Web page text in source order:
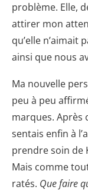
problème. Elle,
attirer mon
qu’elle n’aimait
ainsi que nous
Ma nouvelle
peu à peu
marques. Après
sentais enfin à
prendre soin de
Mais comme
ratés. Que faire